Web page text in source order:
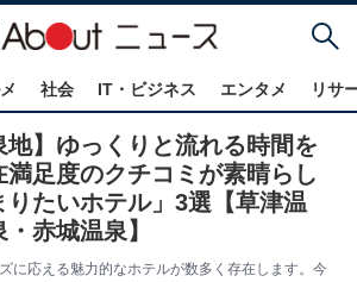
社会 IT・ビジネス エンタメ リサ
地】ゆっくりと流れる時間を
足度のクチコミが素晴らし
りたいホテル」3選【草津温
赤城温泉】
に応える魅力的なホテルが数多く存在します。今